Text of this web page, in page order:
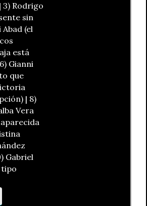
3) Rodrigo
sin
Abad (el
está
Gianni
que
| 8)
Vera
Gabriel
tipo